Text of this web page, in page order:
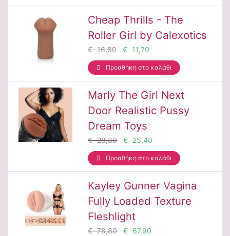
Cheap Thrills - The
Roller Girl by Calexotics
€ 16,80 € 11,70
Προσθήκη στο καλάθι
Marly The Girl Next
Door Realistic Pussy
Dream Toys
€ 28,80 € 25,40
Προσθήκη στο καλάθι
Kayley Gunner Vagina
Fully Loaded Texture
Fleshlight
€ 78,80 € 67,90